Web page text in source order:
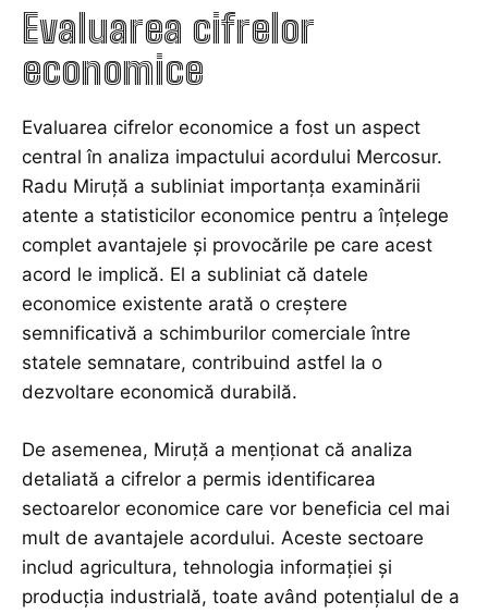
Evaluarea cifrelor
economice
Evaluarea cifrelor economice a fost un aspect
central în analiza impactului acordului Mercosur.
Radu Miruţă a subliniat importanța examinării
atente a statisticilor economice pentru a înțelege
complet avantajele și provocările pe care acest
acord le implică. El a subliniat că datele
economice existente arată o creștere
semnificativă a schimburilor comerciale între
statele semnatare, contribuind astfel la o
dezvoltare economică durabilă.
De asemenea, Miruţă a menționat că analiza
detaliată a cifrelor a permis identificarea
sectoarelor economice care vor beneficia cel mai
mult de avantajele acordului. Aceste sectoare
includ agricultura, tehnologia informației și
producția industrială, toate având potențialul de a